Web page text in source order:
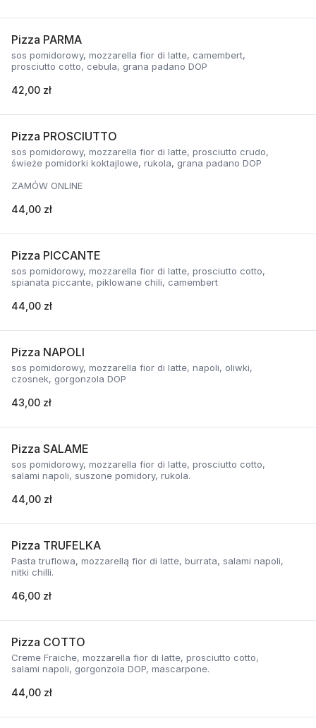
Pizza PARMA
sos pomidorowy, mozzarella fior di latte, camembert,
prosciutto cotto, cebula, grana padano DOP
42,00 zł
Pizza PROSCIUTTO
sos pomidorowy, mozzarella fior di latte, prosciutto crudo,
świeże pomidorki koktajlowe, rukola, grana padano DOP
ZAMÓW ONLINE
44,00 zł
Pizza PICCANTE
sos pomidorowy, mozzarella fior di latte, prosciutto cotto,
spianata piccante, piklowane chili, camembert
44,00 zł
Pizza NAPOLI
sos pomidorowy, mozzarella fior di latte, napoli, oliwki,
czosnek, gorgonzola DOP
43,00 zł
Pizza SALAME
sos pomidorowy, mozzarella fior di latte, prosciutto cotto,
salami napoli, suszone pomidory, rukola.
44,00 zł
Pizza TRUFELKA
Pasta truflowa, mozzarellą fior di latte, burrata, salami napoli,
nitki chilli.
46,00 zł
Pizza COTTO
Creme Fraiche, mozzarella fior di latte, prosciutto cotto,
salami napoli, gorgonzola DOP, mascarpone.
44,00 zł